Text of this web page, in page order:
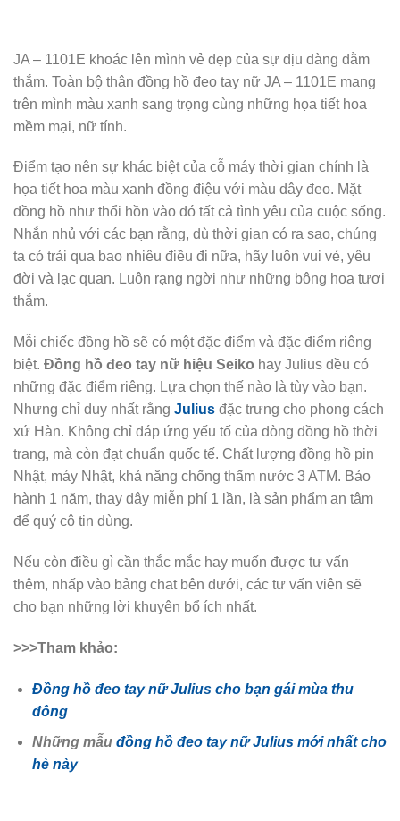
JA – 1101E khoác lên mình vẻ đẹp của sự dịu dàng đằm
thắm. Toàn bộ thân đồng hồ đeo tay nữ JA – 1101E mang
trên mình màu xanh sang trọng cùng những họa tiết hoa
mềm mại, nữ tính.
Điểm tạo nên sự khác biệt của cỗ máy thời gian chính là
họa tiết hoa màu xanh đồng điệu với màu dây đeo. Mặt
đồng hồ như thổi hồn vào đó tất cả tình yêu của cuộc sống.
Nhắn nhủ với các bạn rằng, dù thời gian có ra sao, chúng
ta có trải qua bao nhiêu điều đi nữa, hãy luôn vui vẻ, yêu
đời và lạc quan. Luôn rạng ngời như những bông hoa tươi
thắm.
Mỗi chiếc đồng hồ sẽ có một đặc điểm và đặc điểm riêng
biệt. Đồng hồ đeo tay nữ hiệu Seiko hay Julius đều có
những đặc điểm riêng. Lựa chọn thế nào là tùy vào bạn.
Nhưng chỉ duy nhất rằng Julius đặc trưng cho phong cách
xứ Hàn. Không chỉ đáp ứng yếu tố của dòng đồng hồ thời
trang, mà còn đạt chuẩn quốc tế. Chất lượng đồng hồ pin
Nhật, máy Nhật, khả năng chống thấm nước 3 ATM. Bảo
hành 1 năm, thay dây miễn phí 1 lần, là sản phẩm an tâm
để quý cô tin dùng.
Nếu còn điều gì cần thắc mắc hay muốn được tư vấn
thêm, nhấp vào bảng chat bên dưới, các tư vấn viên sẽ
cho bạn những lời khuyên bổ ích nhất.
>>>Tham khảo:
Đồng hồ đeo tay nữ Julius cho bạn gái mùa thu
đông
Những mẫu đồng hồ đeo tay nữ Julius mới nhất cho
hè này